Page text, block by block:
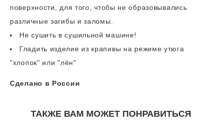
поверхности, для того, чтобы не образовывались
различные загибы и заломы.
Не сушить в сушильной машине!
Гладить изделие из крапивы на режиме утюга
"хлопок" или "лён"
Сделано в России
ТАКЖЕ ВАМ МОЖЕТ ПОНРАВИТЬСЯ